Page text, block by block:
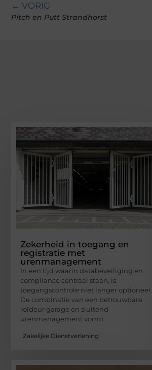
← VORIG
Pitch en Putt Strandhorst
Zekerheid in toegang en
registratie met
urenmanagement
In een tijd waarin databeveiliging en
compliance centraal staan, is
toegangscontrole niet langer optioneel.
De combinatie van een betrouwbare
roldeur garage en sluitend
urenmanagement vormt
Zakelijke Dienstverlening